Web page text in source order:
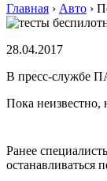
Главная › Авто ›
28.04.2017
В пресс-службе
Пока неизвестно,
Ранее
останавливаться